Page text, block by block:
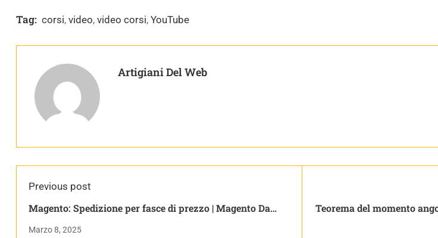
Tag: corsi, video, video corsi, YouTube
Artigiani Del Web
Previous post
Magento: Spedizione per fasce di prezzo | Magento Da
Marzo 8, 2025
Teorema del momento angolare nel sistema di riferimento